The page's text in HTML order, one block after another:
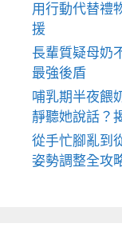
用行動代替禮
援
長輩質疑母奶
最強後盾
哺乳期半夜餵
靜聽她說話？
從手忙腳亂到
姿勢調整全攻